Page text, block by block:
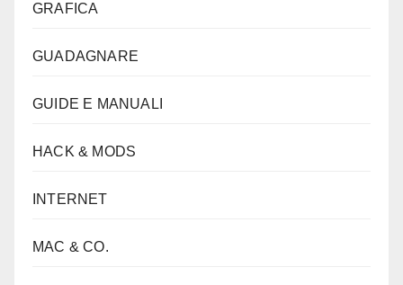
GRAFICA
GUADAGNARE
GUIDE E MANUALI
HACK & MODS
INTERNET
MAC & CO.